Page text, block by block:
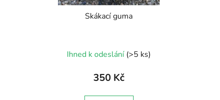
Skákací guma
Ihned k odeslání (>5 ks)
350 Kč